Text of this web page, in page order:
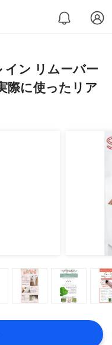
ン リムーバー
際に使ったリア